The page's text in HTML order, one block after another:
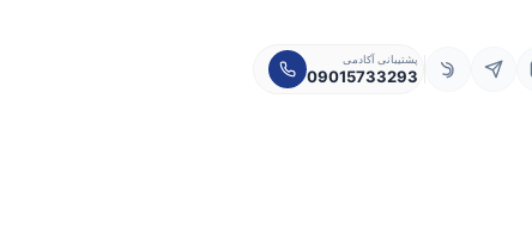
پشتیبانی آکادمی
09015733293